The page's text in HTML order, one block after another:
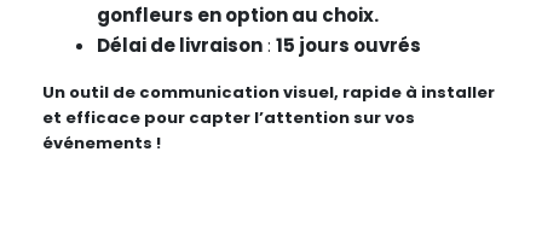
gonfleurs en option au choix.
Délai de livraison: 15 jours ouvrés
Un outil de communication visuel, rapide à installer
et efficace pour capter l’attention sur vos
événements !